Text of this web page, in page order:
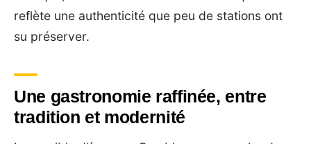
reflète une authenticité que peu de stations ont
su préserver.
Une gastronomie raffinée, entre
tradition et modernité